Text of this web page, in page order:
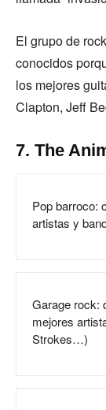
El grupo de
conocidos
los mejores
Clapton, Jeff
7. The
Pop barroco:
artistas y
Garage rock:
mejores
Strokes…)